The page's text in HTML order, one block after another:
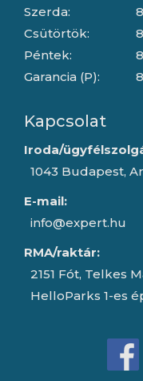
Szerda:
Csütörtök:
Péntek:
Garancia (P):
Kapcsolat
Iroda/
1043 Budapest,
E-mail:
info@expert.hu
RMA/raktár:
2151 Fót, Telkes
HelloParks 1-es